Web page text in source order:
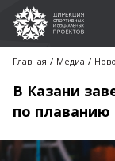
Главная Медиа
В Казани
по плаванию